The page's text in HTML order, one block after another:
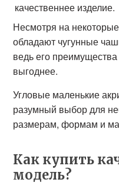
качественнее изделие.
Несмотря на
обладают чугунные
ведь его
выгоднее.
Угловые маленькие
разумный выбор для
размерам, формам и
Как купить
модель?